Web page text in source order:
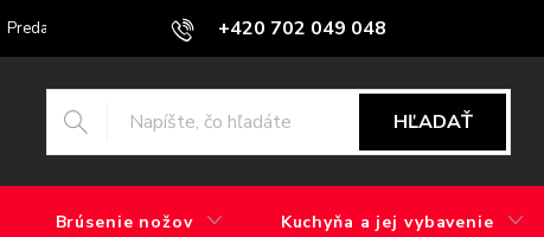
+420 702 049 048
Predajne Aký je rozdiel medzi brúsením v továrni a ručným
HĽADAŤ
Brúsenie nožov Kuchyňa a jej vybavenie